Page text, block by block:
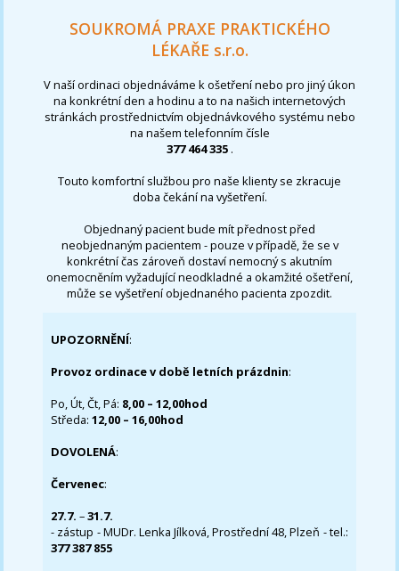
SOUKROMÁ PRAXE PRAKTICKÉHO
LÉKAŘE s.r.o.
V naší ordinaci objednáváme k ošetření nebo pro jiný úkon
na konkrétní den a hodinu a to na našich internetových
stránkách prostřednictvím objednávkového systému nebo
na našem telefonním čísle
377 464 335 .
Touto komfortní službou pro naše klienty se zkracuje
doba čekání na vyšetření.
Objednaný pacient bude mít přednost před
neobjednaným pacientem - pouze v případě, že se v
konkrétní čas zároveň dostaví nemocný s akutním
onemocněním vyžadující neodkladné a okamžité ošetření,
může se vyšetření objednaného pacienta zpozdit.
UPOZORNĚNÍ:
Provoz ordinace v době letních prázdnin:
Po, Út, Čt, Pá: 8,00 – 12,00hod
Středa:12,00 – 16,00hod
DOVOLENÁ:
Červenec:
27.7.–31.7.
- zástup - MUDr. Lenka Jílková, Prostřední 48, Plzeň - tel.:
377 387 855